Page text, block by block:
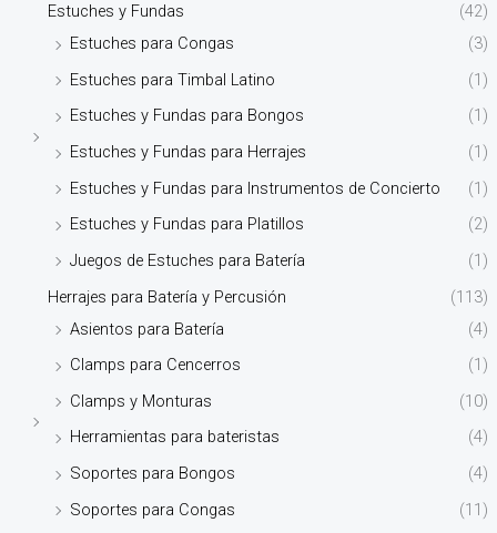
Estuches y Fundas
(42)
Estuches para Congas
(3)
Estuches para Timbal Latino
(1)
Estuches y Fundas para Bongos
(1)
Estuches y Fundas para Herrajes
(1)
Estuches y Fundas para Instrumentos de Concierto
(1)
Estuches y Fundas para Platillos
(2)
Juegos de Estuches para Batería
(1)
Herrajes para Batería y Percusión
(113)
Asientos para Batería
(4)
Clamps para Cencerros
(1)
Clamps y Monturas
(10)
Herramientas para bateristas
(4)
Soportes para Bongos
(4)
Soportes para Congas
(11)